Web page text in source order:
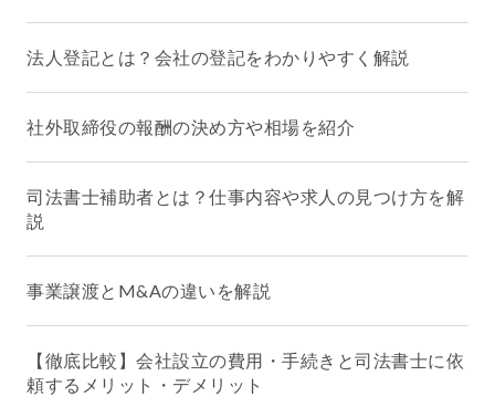
法人登記とは？会社の登記をわかりやすく解説
社外取締役の報酬の決め方や相場を紹介
司法書士補助者とは？仕事内容や求人の見つけ方を解
説
事業譲渡とM&Aの違いを解説
【徹底比較】会社設立の費用・手続きと司法書士に依
頼するメリット・デメリット